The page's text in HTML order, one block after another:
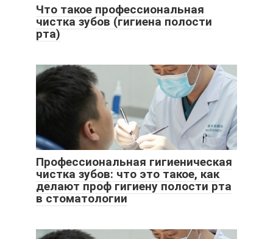
Что такое профессиональная
чистка зубов (гигиена полости
рта)
Профессиональная гигиеническая
чистка зубов: что это такое, как
делают проф гигиену полости рта
в стоматологии